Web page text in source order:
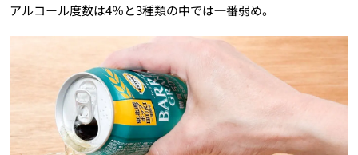
アルコール度数は4％と3種類の中では一番弱め。